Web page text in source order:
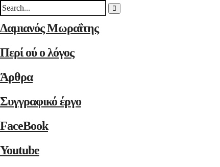
Δαμιανός Μωραΐτης
Περί ού ο λόγος
Άρθρα
Συγγραφικό έργο
FaceBook
Youtube